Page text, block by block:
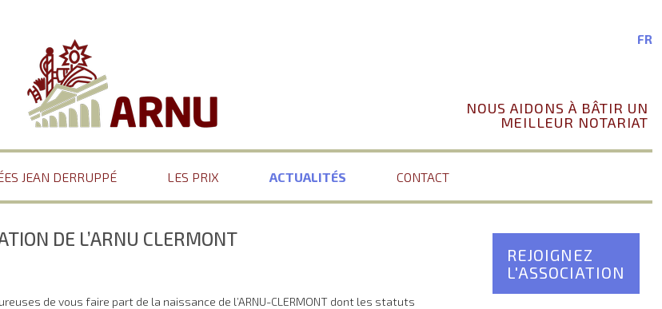
FR
NOUS AIDONS À BÂTIR UN
MEILLEUR NOTARIAT
JEAN DERRUPPÉ LES PRIX ACTUALITÉS CONTACT
DE L’ARNU CLERMONT
de vous faire part de la naissance de l’ARNU-CLERMONT dont les statuts
REJOIGNEZ
L'ASSOCIATION